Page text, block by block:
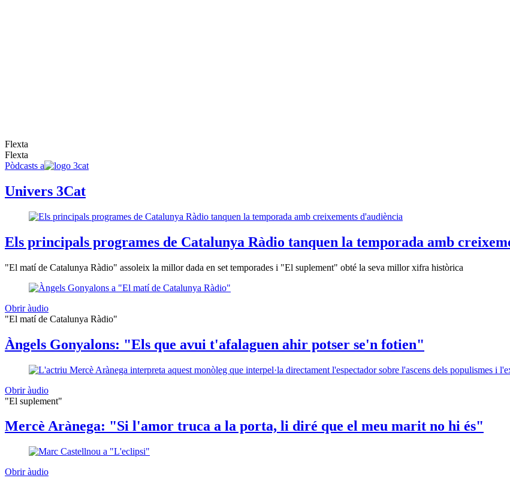
Flexta
Flexta
Pòdcasts a
Univers 3Cat
Els principals programes de Catalunya Ràdio tanquen la temporada amb
"El matí de Catalunya Ràdio" assoleix la millor dada en set temporades i "El suplement" obté la seva millor xifra històrica
Obrir àudio
"El matí de Catalunya Ràdio"
Àngels Gonyalons: "Els que avui t'afalaguen ahir potser se'n fotien"
Obrir àudio
"El suplement"
Mercè Arànega: "Si l'amor truca a la porta, li diré que el meu marit no hi és"
Obrir àudio